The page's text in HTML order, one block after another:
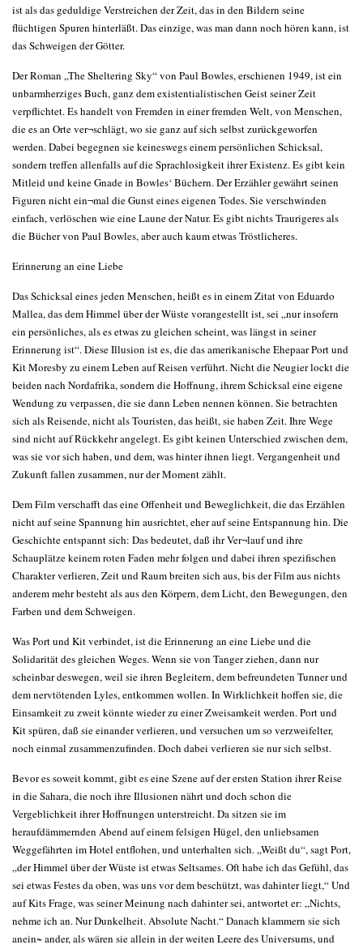
ist als das geduldige Verstreichen der Zeit, das in den Bildern seine
flüchtigen Spuren hinterläßt. Das einzige, was man dann noch hören kann, ist
das Schweigen der Götter.
Der Roman „The Sheltering Sky“ von Paul Bowles, erschienen 1949, ist ein
unbarmherziges Buch, ganz dem existentialistischen Geist seiner Zeit
verpflichtet. Es handelt von Fremden in einer fremden Welt, von Menschen,
die es an Orte ver¬schlägt, wo sie ganz auf sich selbst zurückgeworfen
werden. Dabei begegnen sie keineswegs einem persönlichen Schicksal,
sondern treffen allenfalls auf die Sprachlosigkeit ihrer Existenz. Es gibt kein
Mitleid und keine Gnade in Bowles‘ Büchern. Der Erzähler gewährt seinen
Figuren nicht ein¬mal die Gunst eines eigenen Todes. Sie verschwinden
einfach, verlöschen wie eine Laune der Natur. Es gibt nichts Traurigeres als
die Bücher von Paul Bowles, aber auch kaum etwas Tröstlicheres.
Erinnerung an eine Liebe
Das Schicksal eines jeden Menschen, heißt es in einem Zitat von Eduardo
Mallea, das dem Himmel über der Wüste vorangestellt ist, sei „nur insofern
ein persönliches, als es etwas zu gleichen scheint, was längst in seiner
Erinnerung ist“. Diese Illusion ist es, die das amerikanische Ehepaar Port und
Kit Moresby zu einem Leben auf Reisen verführt. Nicht die Neugier lockt die
beiden nach Nordafrika, sondern die Hoffnung, ihrem Schicksal eine eigene
Wendung zu verpassen, die sie dann Leben nennen können. Sie betrachten
sich als Reisende, nicht als Touristen, das heißt, sie haben Zeit. Ihre Wege
sind nicht auf Rückkehr angelegt. Es gibt keinen Unterschied zwischen dem,
was sie vor sich haben, und dem, was hinter ihnen liegt. Vergangenheit und
Zukunft fallen zusammen, nur der Moment zählt.
Dem Film verschafft das eine Offenheit und Beweglichkeit, die das Erzählen
nicht auf seine Spannung hin ausrichtet, eher auf seine Entspannung hin. Die
Geschichte entspannt sich: Das bedeutet, daß ihr Ver¬lauf und ihre
Schauplätze keinem roten Faden mehr folgen und dabei ihren spezifischen
Charakter verlieren, Zeit und Raum breiten sich aus, bis der Film aus nichts
anderem mehr besteht als aus den Körpern, dem Licht, den Bewegungen, den
Farben und dem Schweigen.
Was Port und Kit verbindet, ist die Erinnerung an eine Liebe und die
Solidarität des gleichen Weges. Wenn sie von Tanger ziehen, dann nur
scheinbar deswegen, weil sie ihren Begleitern, dem befreundeten Tunner und
dem nervtötenden Lyles, entkommen wollen. In Wirklichkeit hoffen sie, die
Einsamkeit zu zweit könnte wieder zu einer Zweisamkeit werden. Port und
Kit spüren, daß sie einander verlieren, und versuchen um so verzweifelter,
noch einmal zusammenzufinden. Doch dabei verlieren sie nur sich selbst.
Bevor es soweit kommt, gibt es eine Szene auf der ersten Station ihrer Reise
in die Sahara, die noch ihre Illusionen nährt und doch schon die
Vergeblichkeit ihrer Hoffnungen unterstreicht. Da sitzen sie im
heraufdämmernden Abend auf einem felsigen Hügel, den unliebsamen
Weggefährten im Hotel entflohen, und unterhalten sich. „Weißt du“, sagt Port,
„der Himmel über der Wüste ist etwas Seltsames. Oft habe ich das Gefühl, das
sei etwas Festes da oben, was uns vor dem beschützt, was dahinter liegt,“ Und
auf Kits Frage, was seiner Meinung nach dahinter sei, antwortet er: „Nichts,
nehme ich an. Nur Dunkelheit. Absolute Nacht.“ Danach klammern sie sich
anein~ ander, als wären sie allein in der weiten Leere des Universums, und